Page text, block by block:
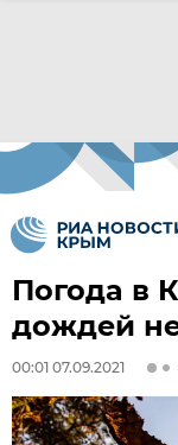
Погода в
дождей
00:01 07.09.2021